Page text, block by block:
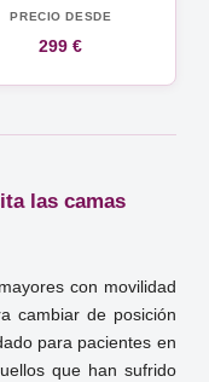
PRECIO DESDE
299 €
las camas
con movilidad
cambiar de posición
para pacientes en
que han sufrido